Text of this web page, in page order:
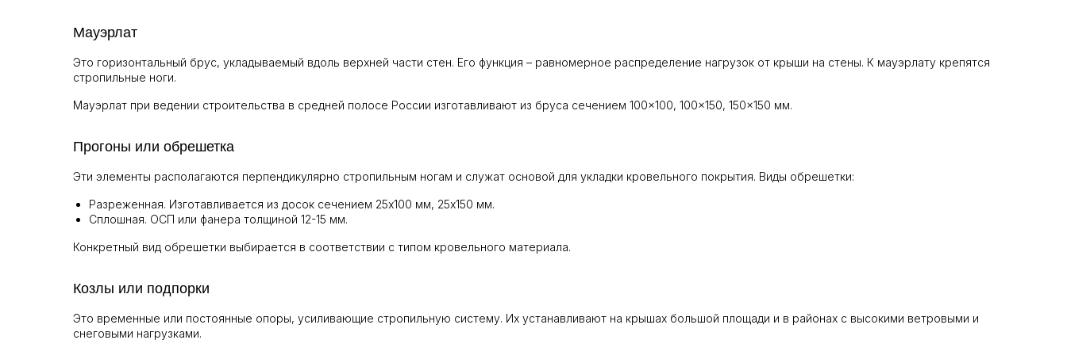
Мауэрлат
Это горизонтальный брус, укладываемый вдоль верхней части стен. Его функция – равномерное распределение нагрузок от крыши на стены. К мауэрлату крепятся
стропильные ноги.
Мауэрлат при ведении строительства в средней полосе России изготавливают из бруса сечением 100×100, 100×150, 150×150 мм.
Прогоны или обрешетка
Эти элементы располагаются перпендикулярно стропильным ногам и служат основой для укладки кровельного покрытия. Виды обрешетки:
Разреженная. Изготавливается из досок сечением 25х100 мм, 25х150 мм.
Сплошная. ОСП или фанера толщиной 12-15 мм.
Конкретный вид обрешетки выбирается в соответствии с типом кровельного материала.
Козлы или подпорки
Это временные или постоянные опоры, усиливающие стропильную систему. Их устанавливают на крышах большой площади и в районах с высокими ветровыми и
снеговыми нагрузками.